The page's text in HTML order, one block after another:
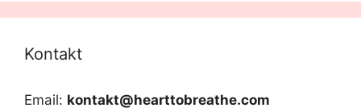
Kontakt
Email: kontakt@hearttobreathe.com